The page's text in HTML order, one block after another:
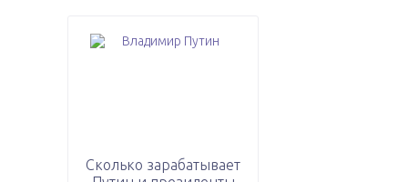
Сколько зарабатывает